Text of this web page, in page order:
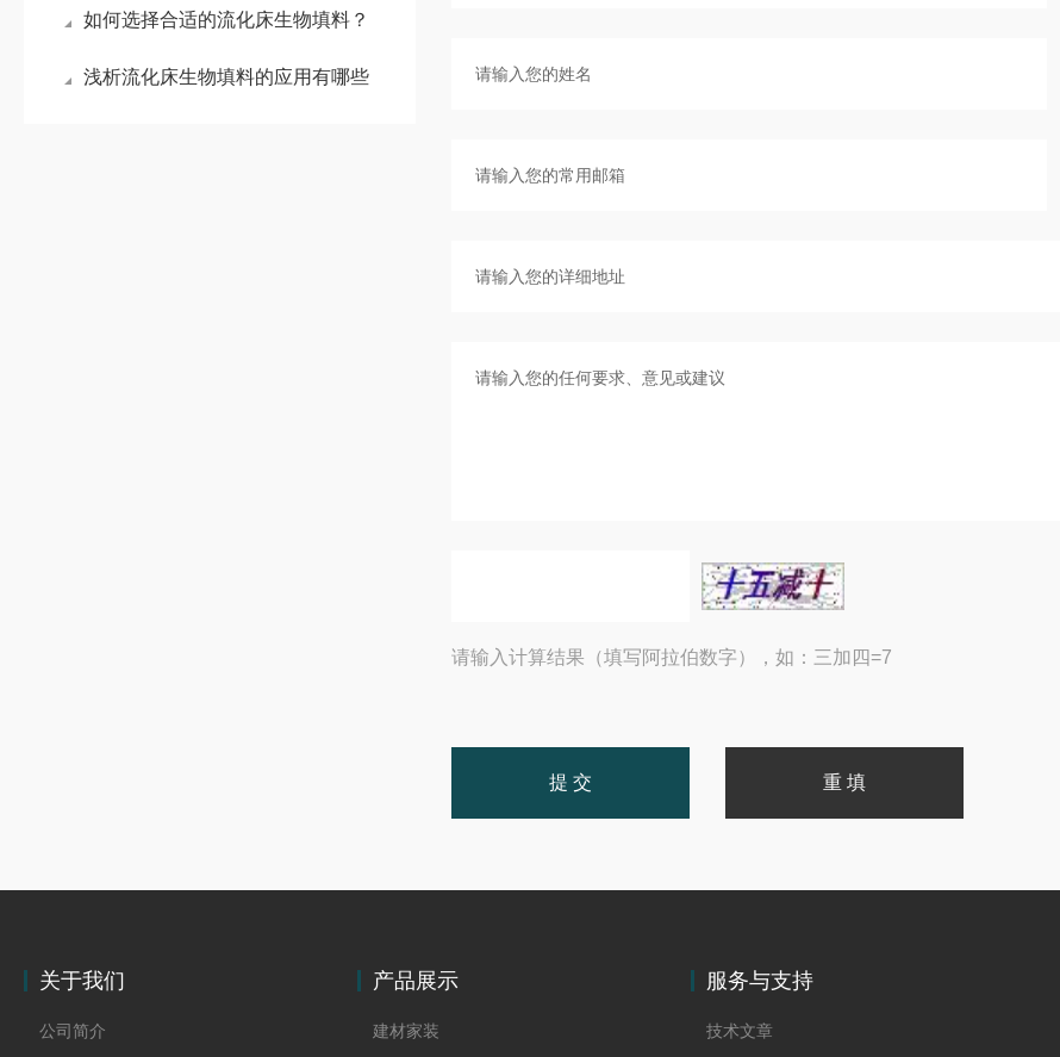
如何选择合适的流化床生物填料？
浅析流化床生物填料的应用有哪些
请输入计算结果（填写阿拉伯数字），如：三加四=7
关于我们
公司简介
产品展示
建材家装
服务与支持
技术文章